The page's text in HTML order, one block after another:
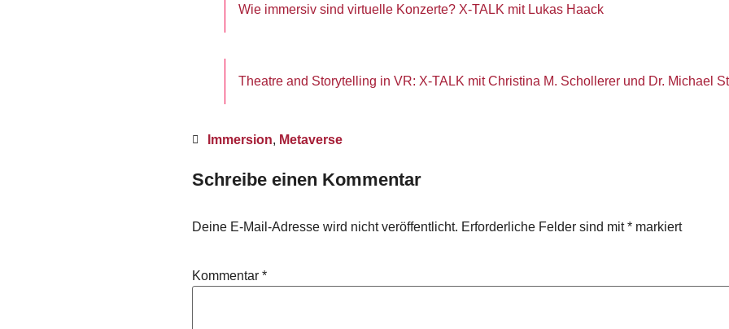
Wie immersiv sind virtuelle Konzerte? X-TALK mit Lukas Haack
Theatre and Storytelling in VR: X-TALK mit Christina M. Schollerer und Dr. Michael
Immersion, Metaverse
Schreibe einen Kommentar
Deine E-Mail-Adresse wird nicht veröffentlicht. Erforderliche Felder sind mit* markiert
Kommentar *